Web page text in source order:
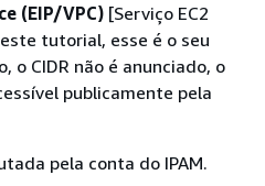
(EIP/VPC) [Serviço EC2
tutorial, esse é o seu
o CIDR não é anunciado, o
publicamente pela
pela conta do IPAM.